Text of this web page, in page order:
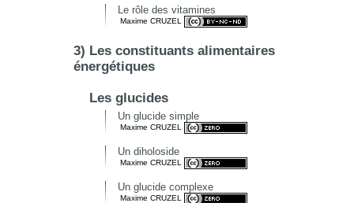
Le rôle des vitamines
Maxime CRUZEL
3) Les constituants alimentaires
énergétiques
Les glucides
Un glucide simple
Maxime CRUZEL
Un diholoside
Maxime CRUZEL
Un glucide complexe
Maxime CRUZEL